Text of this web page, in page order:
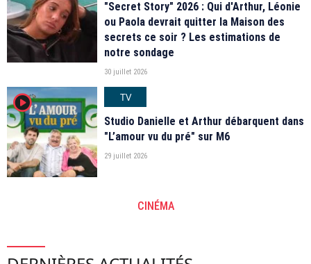
"Secret Story" 2026 : Qui d'Arthur, Léonie
ou Paola devrait quitter la Maison des
secrets ce soir ? Les estimations de
notre sondage
30 juillet 2026
player2
TV
Studio Danielle et Arthur débarquent dans
"L’amour vu du pré" sur M6
29 juillet 2026
CINÉMA